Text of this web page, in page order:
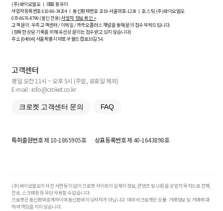
(주)와이오엘오 ㅣ 대표 황유미
사업자등록번호610-86-34204ㅣ 통신판매번호 2019-서울마포-1239 ㅣ 호스팅 (주)와이오엘오
070-8676-8799 (발신 전용)사업자 정보 확인 >
고객 문의: 우측 고객센터 / 이메일 / 카카오플러스 채널을 통해 문의 접수 부탁드립니다.
(정확한 상담 기록을 위해 유선상 문의는 접수받고 있지 않습니다)
주소 [04004] 서울특별시 마포구 월드컵로10길5-6
고객센터
평일 오전 11시 ~ 오후 5시 (주말, 공휴일 제외)
E-mail : info@croket.co.kr
크로켓 고객센터 문의 FAQ
특허출원번호제 10-1865905호 상표등록번호제 40-1643898호
(주)와이오엘오의 사전 서면 동의 없이 크로켓 사이트의 일체의 정보, 콘텐츠 및 UI등을 상업적 목적으로 전재,
전송, 스크래핑 등 무단 사용할 수 없습니다.
크로켓은 통신판매중개자이며 통신판매의 당사자가 아닙니다. 따라서 크로켓은 상품·거래정보 및 거래에 대
하여 책임을 지지 않습니다.